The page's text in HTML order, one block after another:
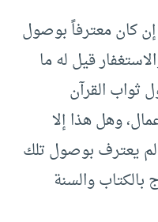
كان معترفاً بوصول
قيل له ما
ثواب القرآن
وهل هذا إلا
لم يعترف بوصول تلك
والسنة